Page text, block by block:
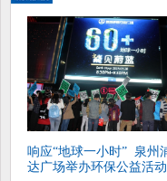
响应“地球一小时” 泉州
达广场举办环保公益活动